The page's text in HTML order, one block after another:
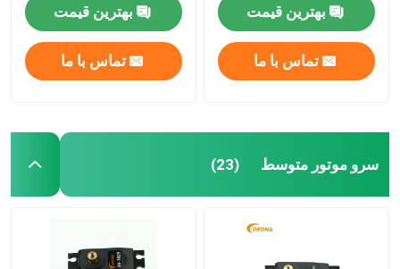
درباره ما
تور کارخانه
با ما تماس بگیرید
درخواست نقل قول
بهترین قیمت
تماس با ما
بهترین قیمت
تماس با ما
سرو موتور متوسط (23)